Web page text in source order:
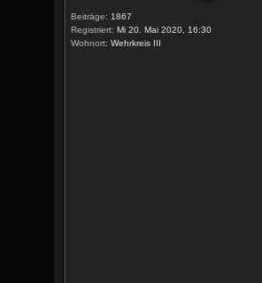
Beiträge: 1867
Registriert: Mi 20. Mai 2020, 16:30
Wohnort: Wehrkreis III